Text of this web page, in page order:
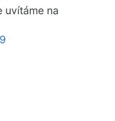
uvítáme na